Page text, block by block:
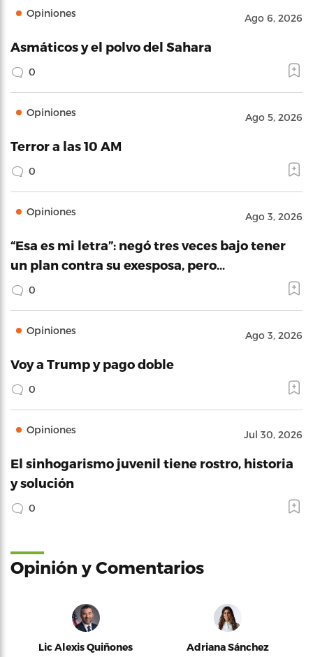
Opiniones Ago 6, 2026
Asmáticos y el polvo del Sahara
0
Opiniones Ago 5, 2026
Terror a las 10 AM
0
Opiniones Ago 3, 2026
“Esa es mi letra”: negó tres veces bajo tener
un plan contra su exesposa, pero…
0
Opiniones Ago 3, 2026
Voy a Trump y pago doble
0
Opiniones Jul 30, 2026
El sinhogarismo juvenil tiene rostro, historia
y solución
0
Opinión y Comentarios
Lic Alexis Quiñones Adriana Sánchez